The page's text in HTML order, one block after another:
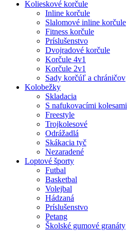
Kolieskové korčule
Inline korčule
Slalomové inline korčule
Fitness korčule
Príslušenstvo
Dvojradové korčule
Korčule 4v1
Korčule 2v1
Sady korčúľ a chráničov
Kolobežky
Skladacia
S nafukovacími kolesami
Freestyle
Trojkolesové
Odrážadlá
Skákacia tyč
Nezaradené
Loptové športy
Futbal
Basketbal
Volejbal
Hádzaná
Príslušenstvo
Petang
Školské gumové granáty